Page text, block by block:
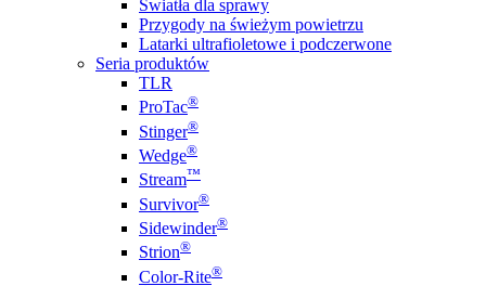
Światła dla sprawy
Przygody na świeżym powietrzu
Latarki ultrafioletowe i podczerwone
Seria produktów
TLR
ProTac®
Stinger®
Wedge®
Stream™
Survivor®
Sidewinder®
Strion®
Color-Rite®